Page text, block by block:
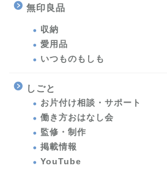
無印良品
収納
愛用品
いつものもしも
しごと
お片付け相談・サポート
働き方おはなし会
監修・制作
掲載情報
YouTube